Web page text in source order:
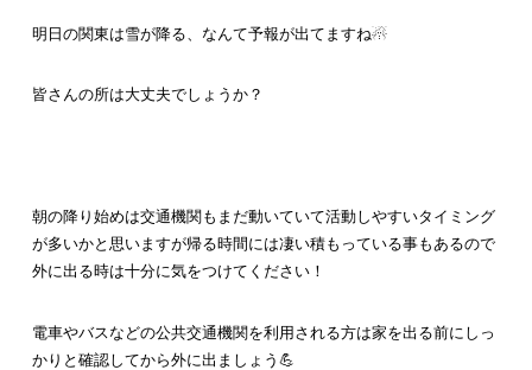
明日の関東は雪が降る、なんて予報が出てますね☃
皆さんの所は大丈夫でしょうか？
朝の降り始めは交通機関もまだ動いていて活動しやすいタイミング
が多いかと思いますが帰る時間には凄い積もっている事もあるので
外に出る時は十分に気をつけてください！
電車やバスなどの公共交通機関を利用される方は家を出る前にしっ
かりと確認してから外に出ましょう💪